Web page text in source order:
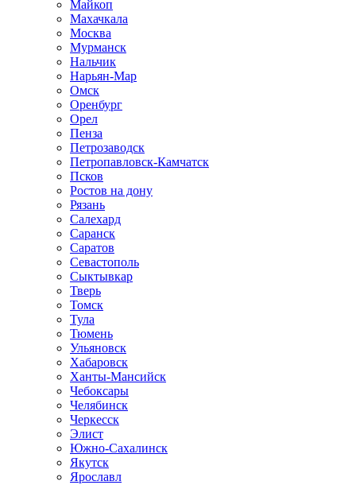
Майкоп
Махачкала
Москва
Мурманск
Нальчик
Нарьян-Мар
Омск
Оренбург
Орел
Пенза
Петрозаводск
Петропавловск-Камчатск
Псков
Ростов на дону
Рязань
Салехард
Саранск
Саратов
Севастополь
Сыктывкар
Тверь
Томск
Тула
Тюмень
Ульяновск
Хабаровск
Ханты-Мансийск
Чебоксары
Челябинск
Черкесск
Элист
Южно-Сахалинск
Якутск
Ярославл